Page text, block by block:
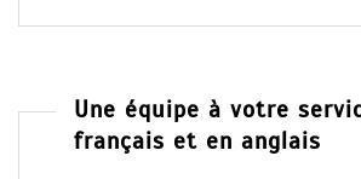
Une équipe à votre
français et en anglais